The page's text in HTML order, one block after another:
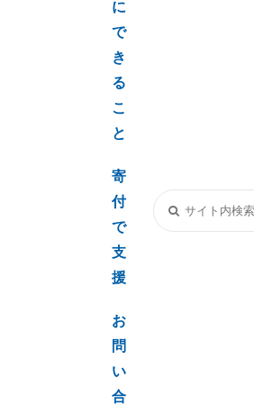
に
で
き
る
こ
と
寄
付
で
支
援
お
問
い
合